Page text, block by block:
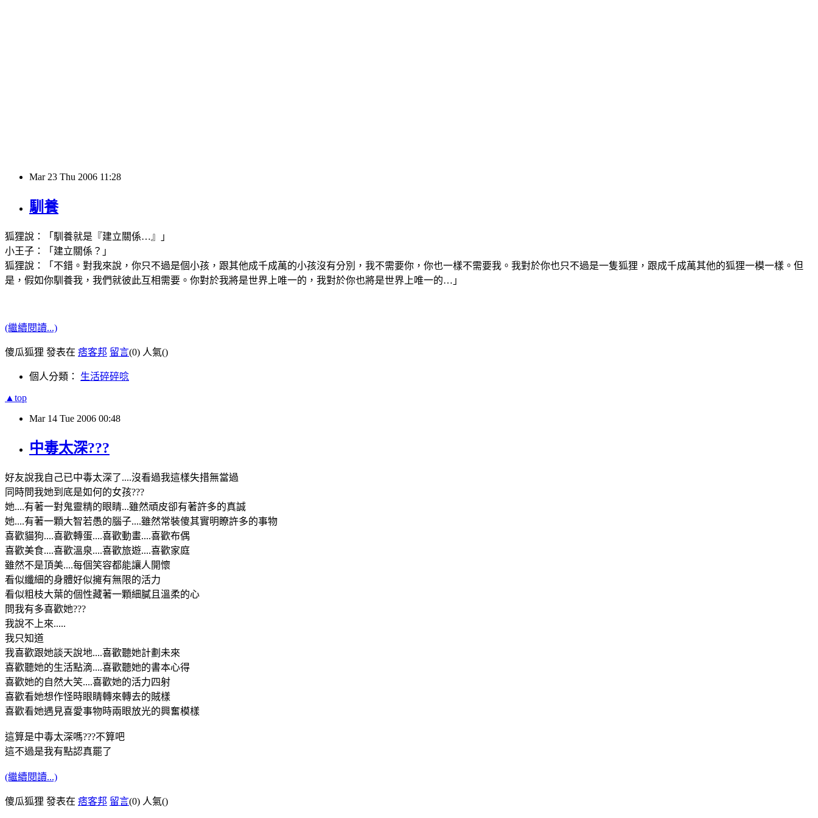
Mar 23 Thu 2006 11:28
馴養
狐狸說：「馴養就是『建立關係…』」
小王子：「建立關係？」
狐狸說：「不錯。對我來說，你只不過是個小孩，跟其他成千成萬的小孩沒有分別，我不需要你，你也一樣不需要我。我對於你也只不過是一隻狐狸，跟成千成萬其他的狐狸一模一樣。但
是，假如你馴養我，我們就彼此互相需要。你對於我將是世界上唯一的，我對於你也將是世界上唯一的…」
(繼續閱讀...)
傻瓜狐狸 發表在 痞客邦 留言(0) 人氣()
個人分類： 生活碎碎唸
▲top
Mar 14 Tue 2006 00:48
中毒太深???
好友說我自己已中毒太深了....沒看過我這樣失措無當過
同時問我她到底是如何的女孩???
她....有著一對鬼靈精的眼睛...雖然頑皮卻有著許多的真誠
她....有著一顆大智若愚的腦子....雖然常裝傻其實明瞭許多的事物
喜歡貓狗....喜歡轉蛋....喜歡動畫....喜歡布偶
喜歡美食....喜歡溫泉....喜歡旅遊....喜歡家庭
雖然不是頂美....每個笑容都能讓人開懷
看似纖細的身體好似擁有無限的活力
看似粗枝大葉的個性藏著一顆細膩且溫柔的心
問我有多喜歡她???
我說不上來.....
我只知道
我喜歡跟她談天說地....喜歡聽她計劃未來
喜歡聽她的生活點滴....喜歡聽她的書本心得
喜歡她的自然大笑....喜歡她的活力四射
喜歡看她想作怪時眼睛轉來轉去的賊樣
喜歡看她遇見喜愛事物時兩眼放光的興奮模樣
這算是中毒太深嗎???不算吧
這不過是我有點認真罷了
(繼續閱讀...)
傻瓜狐狸 發表在 痞客邦 留言(0) 人氣()